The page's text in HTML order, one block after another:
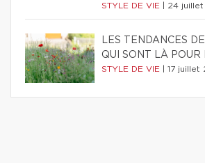
STYLE DE VIE 24
LES TENDANCES
QUI SONT LÀ POUR
STYLE DE VIE 17 juillet